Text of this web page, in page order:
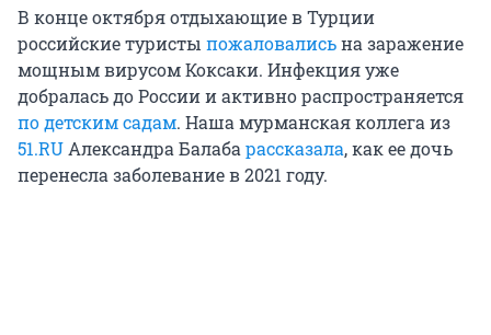
В конце октября отдыхающие в Турции
российские туристы пожаловалисьна заражение
мощным вирусом Коксаки. Инфекция уже
добралась до России и активно распространяется
по детским садам. Наша мурманская коллега из
51.RUАлександра Балабарассказала, как ее дочь
перенесла заболевание в 2021 году.